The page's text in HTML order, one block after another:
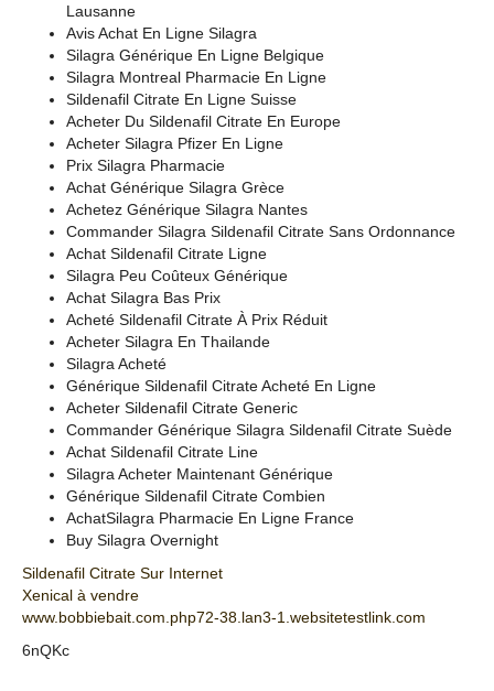
Lausanne
Avis Achat En Ligne Silagra
Silagra Générique En Ligne Belgique
Silagra Montreal Pharmacie En Ligne
Sildenafil Citrate En Ligne Suisse
Acheter Du Sildenafil Citrate En Europe
Acheter Silagra Pfizer En Ligne
Prix Silagra Pharmacie
Achat Générique Silagra Grèce
Achetez Générique Silagra Nantes
Commander Silagra Sildenafil Citrate Sans Ordonnance
Achat Sildenafil Citrate Ligne
Silagra Peu Coûteux Générique
Achat Silagra Bas Prix
Acheté Sildenafil Citrate À Prix Réduit
Acheter Silagra En Thailande
Silagra Acheté
Générique Sildenafil Citrate Acheté En Ligne
Acheter Sildenafil Citrate Generic
Commander Générique Silagra Sildenafil Citrate Suède
Achat Sildenafil Citrate Line
Silagra Acheter Maintenant Générique
Générique Sildenafil Citrate Combien
AchatSilagra Pharmacie En Ligne France
Buy Silagra Overnight
Sildenafil Citrate Sur Internet
Xenical à vendre
www.bobbiebait.com.php72-38.lan3-1.websitetestlink.com
6nQKc